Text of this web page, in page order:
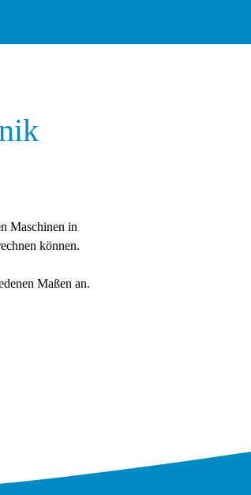
Maschinen in
können.
Maßen an.